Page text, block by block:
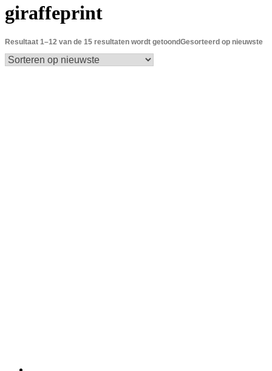
giraffeprint
Resultaat 1–12 van de 15 resultaten wordt getoondGesorteerd op nieuwste